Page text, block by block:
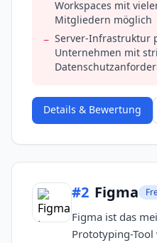
Workspaces mit
Mitgliedern möglich
− Server-Infrastruktur
Unternehmen mit
Details & Bewertung
#2 Figma
Figma ist das
Prototyping-